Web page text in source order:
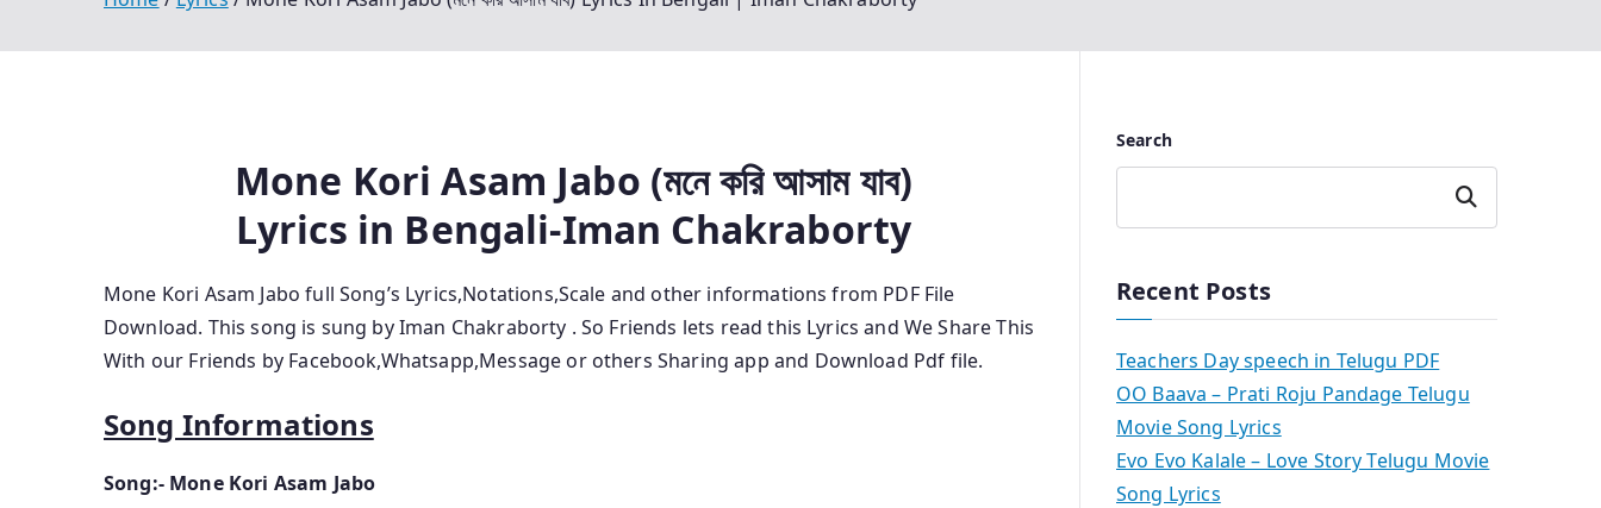
Mone Kori Asam Jabo (মনে করি আসাম যাব)
Lyrics in Bengali-Iman Chakraborty
Mone Kori Asam Jabofull Song’s Lyrics,Notations,Scale and other informations from PDF File
Download. This song is sung by Iman Chakraborty . So Friends lets read this Lyrics and We Share This
With our Friends by Facebook,Whatsapp,Message or others Sharing app and Download Pdf file.
Song Informations
Song:- Mone Kori Asam Jabo
Search
Search
Recent Posts
Teachers Day speech in Telugu PDF
OO Baava – Prati Roju Pandage Telugu
Movie Song Lyrics
Evo Evo Kalale – Love Story Telugu Movie
Song Lyrics